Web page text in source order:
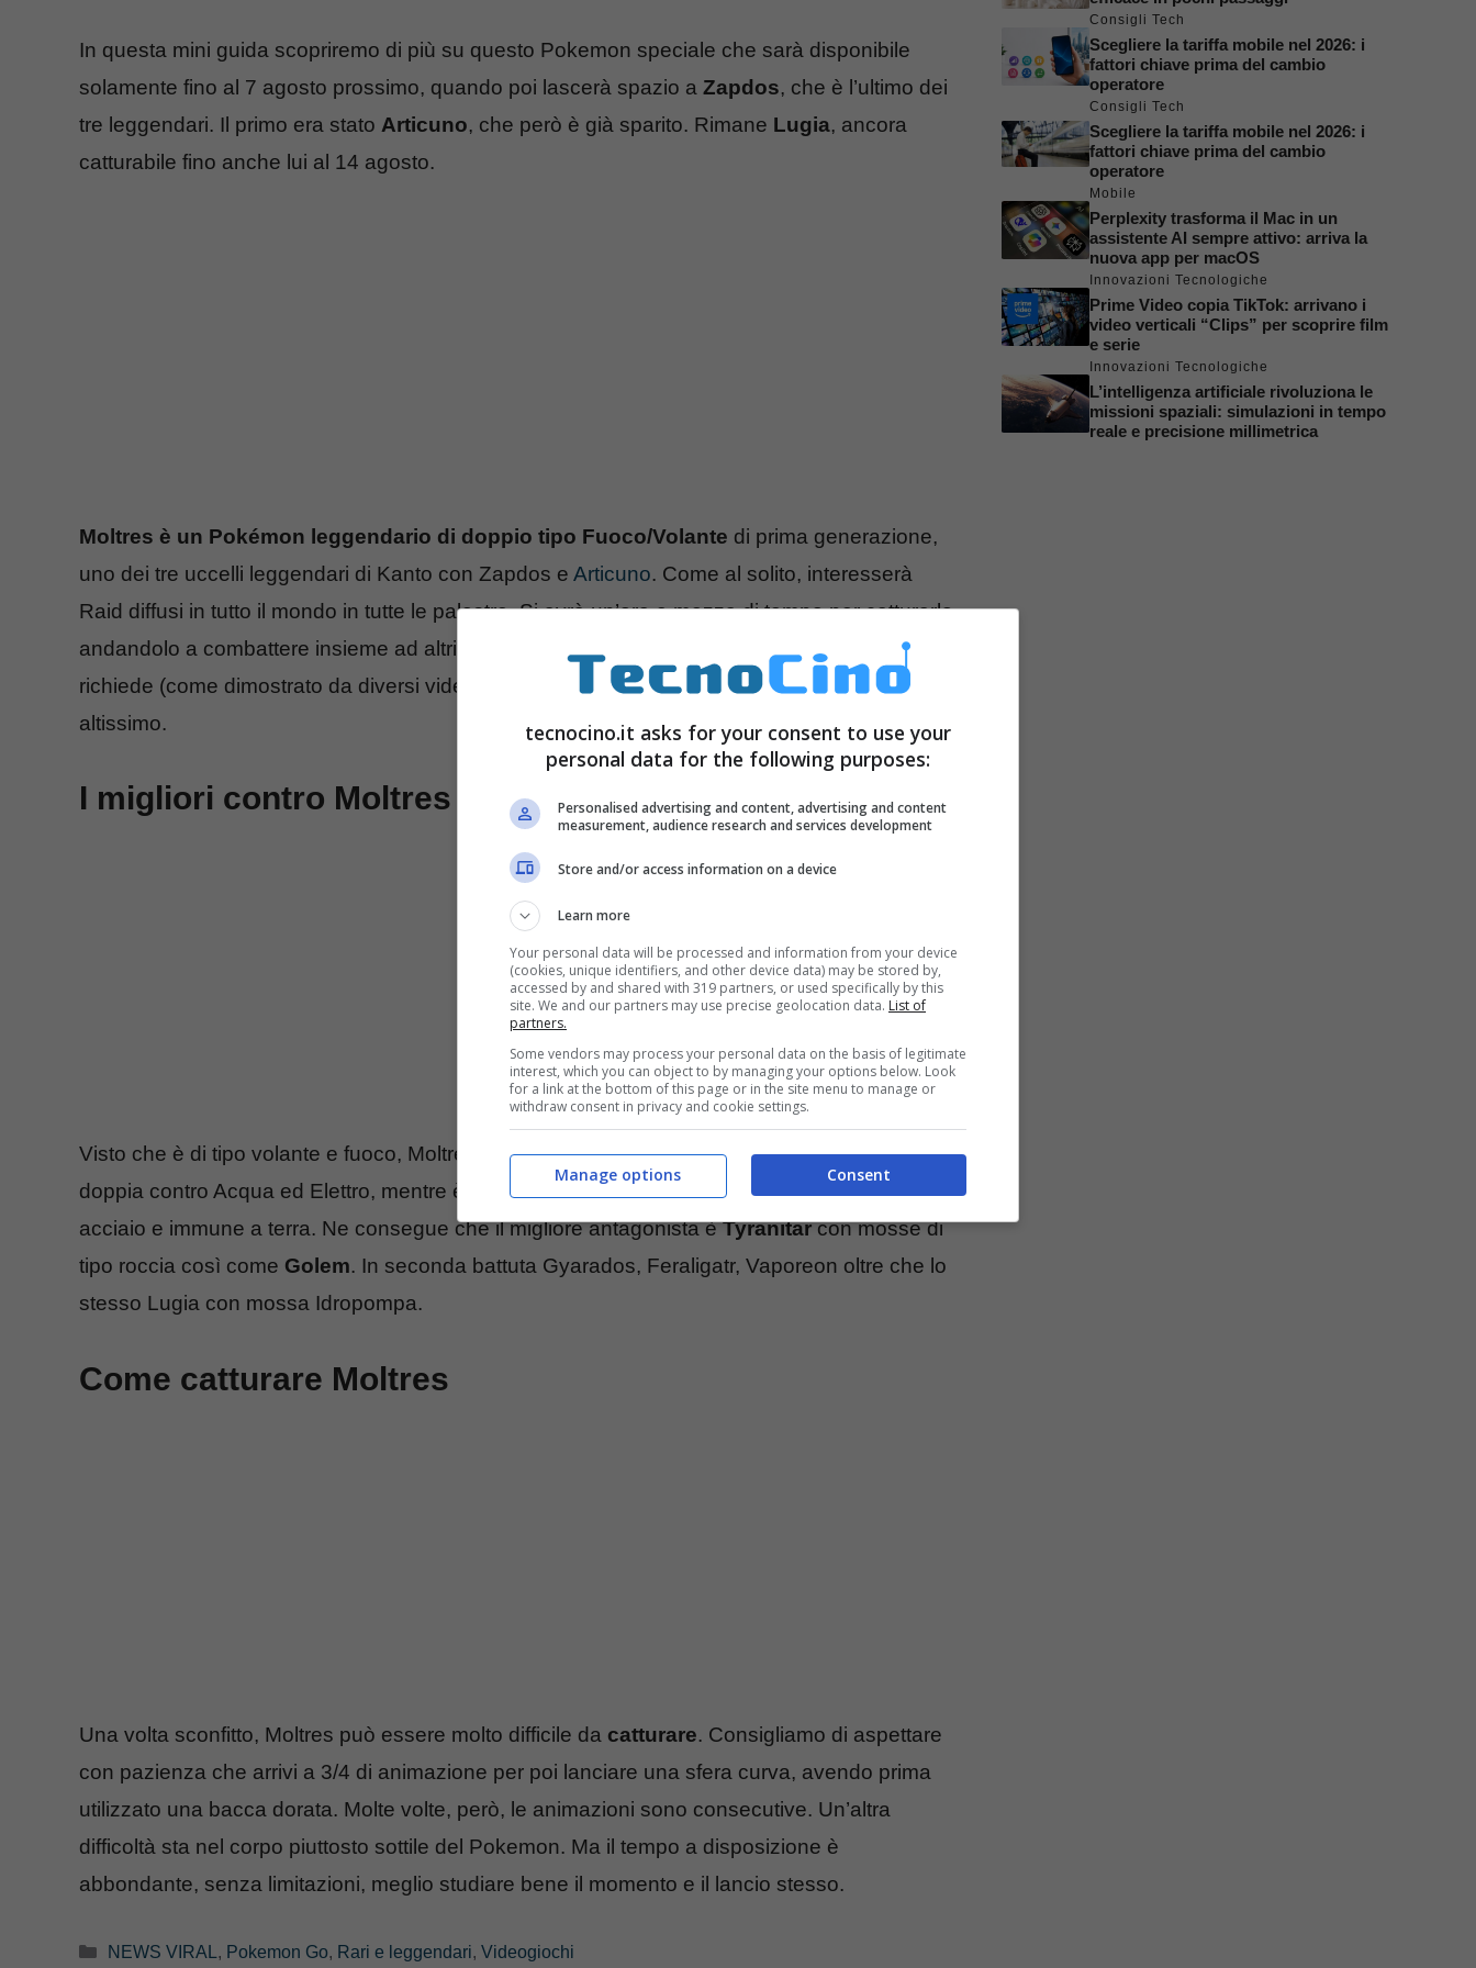
In questa mini guida scopriremo di più su questo Pokemon speciale che sarà disponibile
solamente fino al 7 agosto prossimo, quando poi lascerà spazio a Zapdos, che è l’ultimo dei
tre leggendari. Il primo era stato Articuno, che però è già sparito. Rimane Lugia, ancora
catturabile fino anche lui al 14 agosto.
Moltres è un Pokémon leggendario di doppio tipo Fuoco/Volante di prima generazione,
uno dei tre uccelli leggendari di Kanto con Zapdos e Articuno. Come al solito, interesserà
Raid diffusi in tutto il mondo in tutte le palestre. Si avrà un’ora e mezza di tempo per catturarlo
andandolo a combattere insieme ad altri giocatori. Impossibile da sconfiggere in solitaria,
richiede (come dimostrato da diversi video) un minimo di quattro giocatori di livello, però,
altissimo.
I migliori contro Moltres
Visto che è di tipo volante e fuoco, Moltres presenta una fortedebolezzacontro Roccia,
doppia contro Acqua ed Elettro, mentre è resistente a fuoco, lotta, erba, coleottero, folletto e
acciaio e immune a terra. Ne consegue che il migliore antagonista èTyranitarcon mosse di
tipo roccia così come Golem. In seconda battuta Gyarados, Feraligatr, Vaporeon oltre che lo
stesso Lugia con mossa Idropompa.
Come catturare Moltres
Una volta sconfitto, Moltres può essere molto difficile da catturare. Consigliamo di aspettare
con pazienza che arrivi a 3/4 di animazione per poi lanciare una sfera curva, avendo prima
utilizzato una bacca dorata. Molte volte, però, le animazioni sono consecutive. Un’altra
difficoltà sta nel corpo piuttosto sottile del Pokemon. Ma il tempo a disposizione è
abbondante, senza limitazioni, meglio studiare bene il momento e il lancio stesso.
Categorie
NEWS VIRAL , Pokemon Go, Rari e leggendari, Videogiochi
Consigli Tech
Scegliere la tariffa mobile nel 2026: i
fattori chiave prima del cambio
operatore
Consigli Tech
Scegliere la tariffa mobile nel 2026: i
fattori chiave prima del cambio
operatore
Mobile
Perplexity trasforma il Mac in un
assistente AI sempre attivo: arriva la
nuova app per macOS
Innovazioni Tecnologiche
Prime Video copia TikTok: arrivano i
video verticali “Clips” per scoprire film
e serie
Innovazioni Tecnologiche
L’intelligenza artificiale rivoluziona le
missioni spaziali: simulazioni in tempo
reale e precisione millimetrica
tecnocino.it asks for your consent to use your
personal data for the following purposes:
Personalised advertising and content, advertising and content
measurement, audience research and services development
Store and/or access information on a device
Learn more
Your personal data will be processed and information from your device
(cookies, unique identifiers, and other device data) may be stored by,
accessed by and shared with 319 partners, or used specifically by this
site. We and our partners may use precise geolocation data. List of
partners.
Some vendors may process your personal data on the basis of legitimate
interest, which you can object to by managing your options below. Look
for a link at the bottom of this page or in the site menu to manage or
withdraw consent in privacy and cookie settings.
Consent
Manage options